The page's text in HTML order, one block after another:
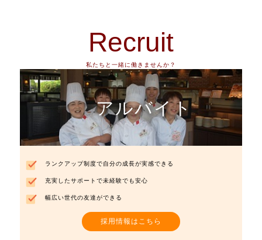
Recruit
私たちと一緒に働きませんか？
アルバイト
ランクアップ制度で自分の成長が実感できる
充実したサポートで未経験でも安心
幅広い世代の友達ができる
採用情報はこちら